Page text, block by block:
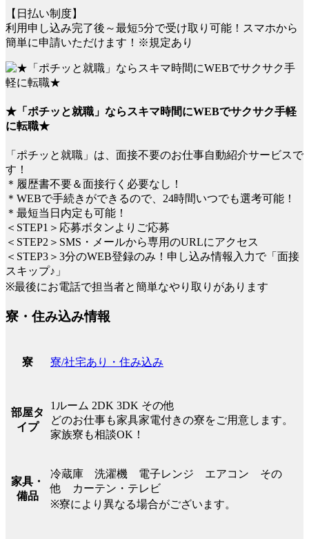
【日払い制度】
利用申し込み完了後～最短5分で受け取り可能！スマホから
簡単に申請いただけます！※規定あり
★「ポチッと就職」ならスキマ時間にWEBでサクサク手軽
に転職★
「ポチッと就職」は、面接不要のお仕事自動紹介サービスで
す！
＊履歴書不要＆面接行く必要なし！
＊WEBで手続きができるので、24時間いつでも選考可能！
＊最短当日内定も可能！
＜STEP1＞応募ボタンよりご応募
＜STEP2＞SMS・メールから専用のURLにアクセス
＜STEP3＞3分のWEB登録のみ！申し込み情報入力で「面接
スキップ♪」
※最後にお電話で担当者と簡単なやり取りがあります
寮・住み込み情報
寮 寮/社宅あり・住み込み
部屋タ
イプ
1ルーム 2DK 3DK その他
どのお仕事も家具家電付きの寮をご用意します。
家族寮も相談OK！
家具・
備品
冷蔵庫 洗濯機 電子レンジ エアコン その
他 カーテン・テレビ
※寮により異なる場合がございます。